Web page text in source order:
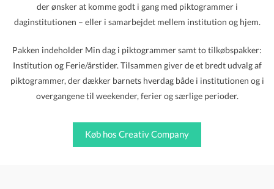
der ønsker at komme godt i gang med piktogrammer i
daginstitutionen – eller i samarbejdet mellem institution og hjem.
Pakken indeholder Min dag i piktogrammer samt to tilkøbspakker:
Institution og Ferie/årstider. Tilsammen giver de et bredt udvalg af
piktogrammer, der dækker barnets hverdag både i institutionen og i
overgangene til weekender, ferier og særlige perioder.
Køb hos Creativ Company
Vi har fået nye
legekammerater
CIHA er solgt til Creativ Company
og der er derfor ingen salg via
hjemmesiden her.